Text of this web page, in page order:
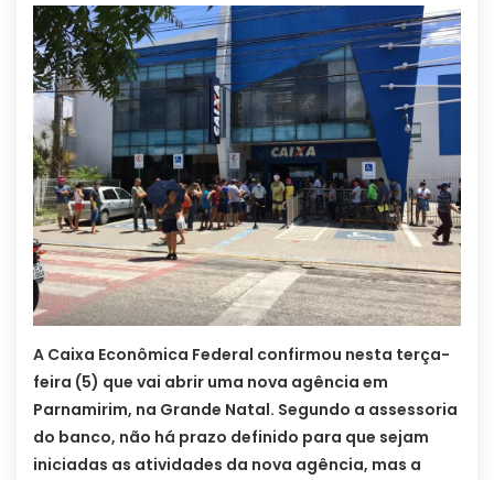
A Caixa Econômica Federal confirmou nesta terça-
feira (5) que vai abrir uma nova agência em
Parnamirim, na Grande Natal. Segundo a assessoria
do banco, não há prazo definido para que sejam
iniciadas as atividades da nova agência, mas a